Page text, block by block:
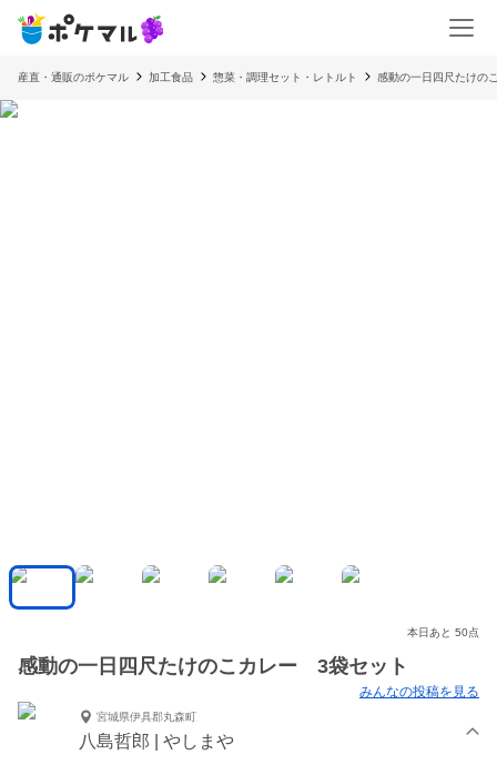
産直・通販のポケマル 加工食品 惣菜・調理セット・レトルト 感動の一日四尺たけの
本日あと 50点
感動の一日四尺たけのこカレー 3袋セット
みんなの投稿を見る
宮城県伊具郡丸森町
八島哲郎 | やしまや